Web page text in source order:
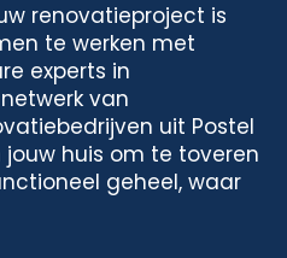
renovatieproject is
te werken met
experts in
van
uit Postel
huis om te toveren
geheel, waar